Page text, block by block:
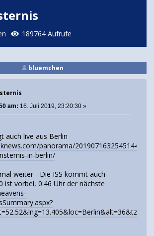
189764 Aufrufe
bluemchen
am: 16. Juli 2019, 23:20:30 »
auch live aus Berlin
panorama/20190716325451444-
in-berlin/
weiter - Die ISS kommt auch
ist vorbei, 0:46 Uhr der nächste